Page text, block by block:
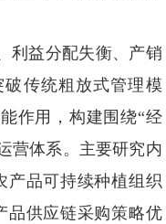
益分配失衡、产销
传统粗放式管理模
作用，构建围绕“经
营体系。主要研究内
产品可持续种植组织
品供应链采购策略优